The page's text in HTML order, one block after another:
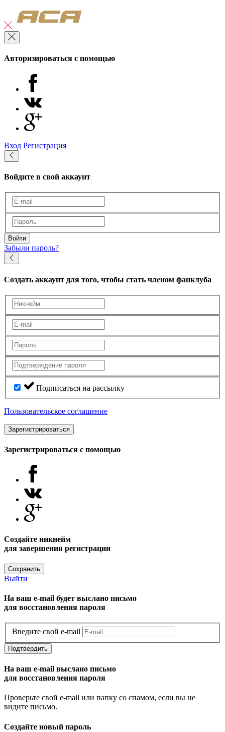
Авторизироваться с помощью
Вход Регистрация
Войдите в свой аккаунт
Войти
Забыли пароль?
Создать аккаунт для того, чтобы стать членом фанклуба
Подписаться на рассылку
Пользовательское соглашение
Зарегистрироваться
Зарегистрироваться с помощью
Создайте никнейм
для завершения регистрации
Сохранить
Выйти
На ваш e-mail будет выслано письмо
для восстановления пароля
Введите свой e-mail
Подтвердить
На ваш e-mail выслано письмо
для восстановления пароля
Проверьте свой e-mail или папку со спамом, если вы не
видите письмо.
Создайте новый пароль